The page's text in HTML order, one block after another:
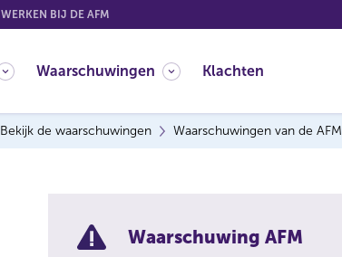
WERKEN BIJ DE AFM
Waarschuwingen Klachten
Bekijk de waarschuwingen Waarschuwingen van de AFM
Waarschuwing AFM